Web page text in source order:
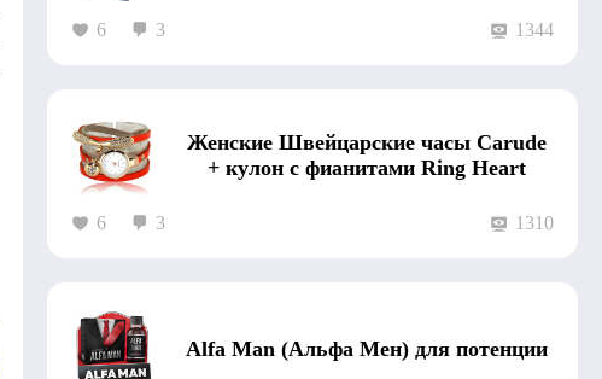
6 3 1344
Женские Швейцарские часы Carude
+ кулон с фианитами Ring Heart
6 3 1310
Alfa Man (Альфа Мен) для потенции